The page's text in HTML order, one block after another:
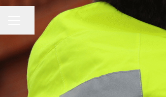
KARRIÄRMENY
Dela sidan